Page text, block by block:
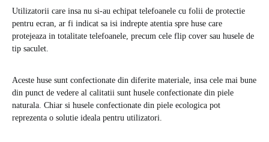
Utilizatorii care insa nu si-au echipat telefoanele cu folii de protectie
pentru ecran, ar fi indicat sa isi indrepte atentia spre huse care
protejeaza in totalitate telefoanele, precum cele flip cover sau husele de
tip saculet.
Aceste huse sunt confectionate din diferite materiale, insa cele mai bune
din punct de vedere al calitatii sunt husele confectionate din piele
naturala. Chiar si husele confectionate din piele ecologica pot
reprezenta o solutie ideala pentru utilizatori.